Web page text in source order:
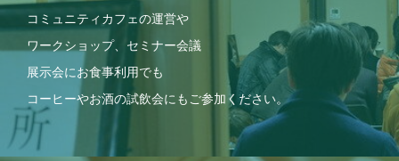
コミュニティカフェの運営や
ワークショップ、セミナー会議
展示会にお食事利用でも
コーヒーやお酒の試飲会にもご参加ください。